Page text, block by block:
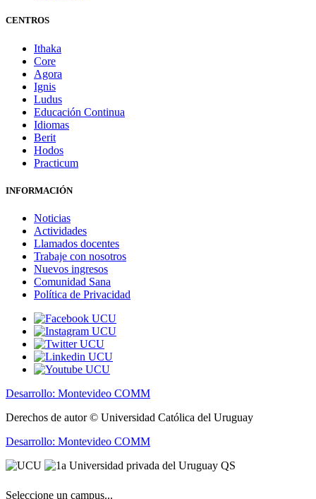
CENTROS
Ithaka
Core
Agora
Ignis
Ludus
Educación Continua
Idiomas
Berit
Hodos
Practicum
INFORMACIÓN
Noticias
Actividades
Llamados docentes
Trabaje con nosotros
Nuevos ingresos
Comunidad Sana
Política de Privacidad
Desarrollo: Montevideo COMM
Derechos de autor © Universidad Católica del Uruguay
Desarrollo: Montevideo COMM
Seleccione un campus...